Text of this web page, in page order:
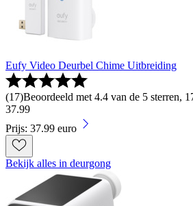
Eufy Video Deurbel Chime Uitbreiding
(17)Beoordeeld met 4.4 van de 5 sterren,
37.99
Prijs: 37.99 euro
Bekijk alles in deurgong